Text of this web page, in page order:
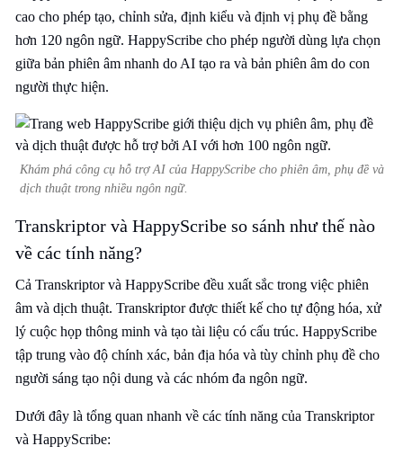
cao cho phép tạo, chỉnh sửa, định kiểu và định vị phụ đề bằng
hơn 120 ngôn ngữ. HappyScribe cho phép người dùng lựa chọn
giữa bản phiên âm nhanh do AI tạo ra và bản phiên âm do con
người thực hiện.
Khám phá công cụ hỗ trợ AI của HappyScribe cho phiên âm, phụ đề và
dịch thuật trong nhiều ngôn ngữ.
Transkriptor và HappyScribe so sánh như thế nào
về các tính năng?
Cả Transkriptor và HappyScribe đều xuất sắc trong việc phiên
âm và dịch thuật. Transkriptor được thiết kế cho tự động hóa, xử
lý cuộc họp thông minh và tạo tài liệu có cấu trúc. HappyScribe
tập trung vào độ chính xác, bản địa hóa và tùy chỉnh phụ đề cho
người sáng tạo nội dung và các nhóm đa ngôn ngữ.
Dưới đây là tổng quan nhanh về các tính năng của Transkriptor
và HappyScribe: